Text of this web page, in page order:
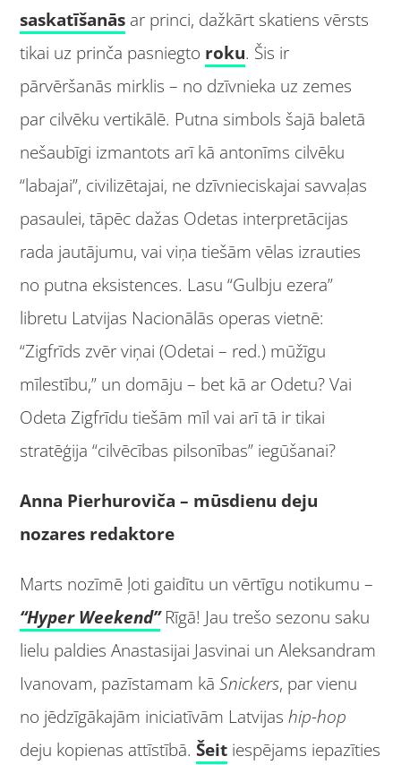
saskatīšanās ar princi, dažkārt skatiens vērsts
tikai uz prinča pasniegto roku. Šis ir
pārvēršanās mirklis – no dzīvnieka uz zemes
par cilvēku vertikālē. Putna simbols šajā baletā
nešaubīgi izmantots arī kā antonīms cilvēku
“labajai”, civilizētajai, ne dzīvnieciskajai savvaļas
pasaulei, tāpēc dažas Odetas interpretācijas
rada jautājumu, vai viņa tiešām vēlas izrauties
no putna eksistences. Lasu “Gulbju ezera”
libretu Latvijas Nacionālās operas vietnē:
“Zigfrīds zvēr viņai (Odetai – red.) mūžīgu
mīlestību,” un domāju – bet kā ar Odetu? Vai
Odeta Zigfrīdu tiešām mīl vai arī tā ir tikai
stratēģija “cilvēcības pilsonības” iegūšanai?
Anna Pierhuroviča– mūsdienu deju
nozares redaktore
Marts nozīmē ļoti gaidītu un vērtīgu notikumu –
“Hyper Weekend”Rīgā! Jau trešo sezonu saku
lielu paldies Anastasijai Jasvinai un Aleksandram
Ivanovam, pazīstamam kāSnickers, par vienu
no jēdzīgākajām iniciatīvām Latvijaship-hop
deju kopienas attīstībā.Šeit iespējams iepazīties